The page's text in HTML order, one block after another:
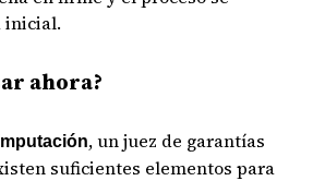
inicial.
ahora?
, un juez de garantías
suficientes elementos para